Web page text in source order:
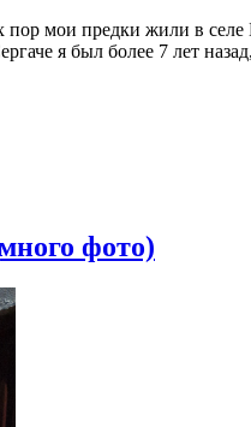
мои предки жили в селе
я был более 7 лет
фото)